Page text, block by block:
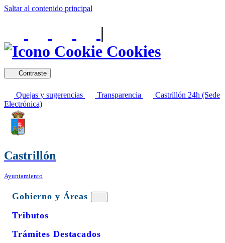
Saltar al contenido principal
|
Cookies
Contraste
Quejas y sugerencias Transparencia
Castrillón 24h (Sede
Electrónica)
Castrillón
Ayuntamiento
Gobierno y Áreas
Tributos
Trámites Destacados